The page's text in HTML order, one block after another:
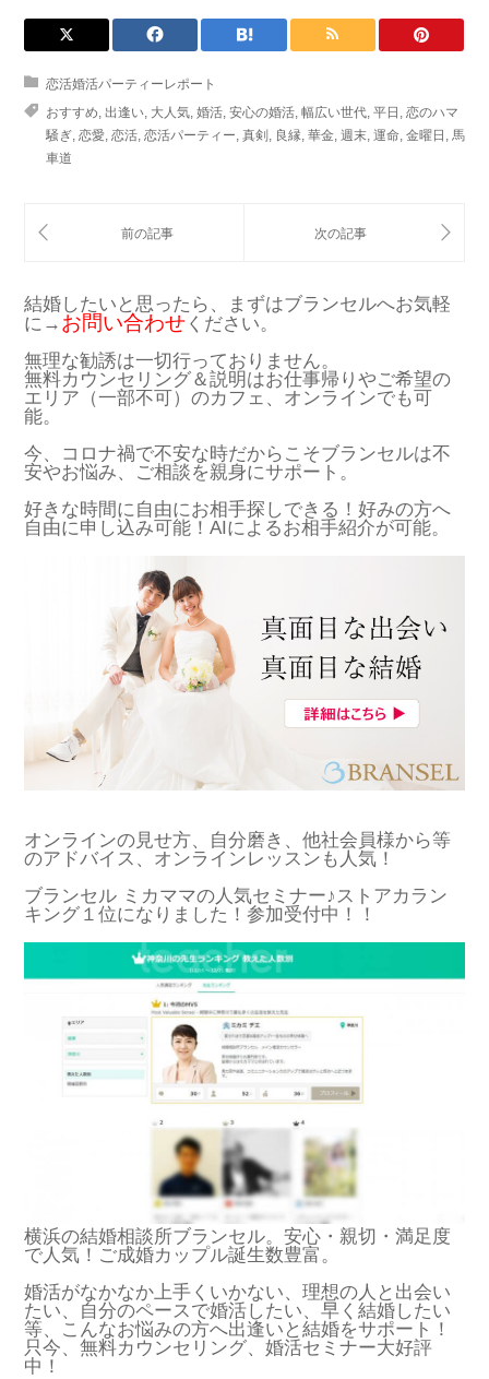
恋活婚活パーティーレポート
おすすめ, 出逢い, 大人気, 婚活, 安心の婚活, 幅広い世代, 平日 , 恋のハマ
騒ぎ, 恋愛, 恋活, 恋活パーティー, 真剣 , 良縁, 華金, 週末, 運命, 金曜日 , 馬
車道
結婚したいと思ったら、まずはブランセルへお気軽
に→ お問い合わせ ください。
無理な勧誘は一切行っておりません。
無料カウンセリング＆説明はお仕事帰りやご希望の
エリア（一部不可）のカフェ、オンラインでも可
能。
今、コロナ禍で不安な時だからこそブランセルは不
安やお悩み、ご相談を親身にサポート。
好きな時間に自由にお相手探しできる！好みの方へ
自由に申し込み可能！AIによるお相手紹介が可能。
オンラインの見せ方、自分磨き、他社会員様から等
のアドバイス、オンラインレッスンも人気！
ブランセル ミカママの人気セミナー♪ストアカラン
キング１位になりました！参加受付中！！
横浜の結婚相談所ブランセル。安心・親切・満足度
で人気！ご成婚カップル誕生数豊富。
婚活がなかなか上手くいかない、理想の人と出会い
たい、自分のペースで婚活したい、早く結婚したい
等、こんなお悩みの方へ出逢いと結婚をサポート！
只今、無料カウンセリング、婚活セミナー大好評
中！